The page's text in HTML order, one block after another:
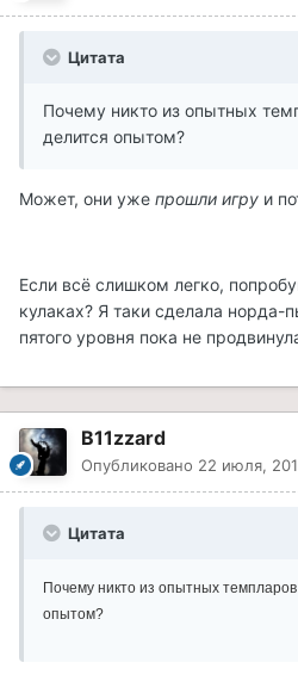
Цитата
Почему никто из опытных
делится опытом?
Может, они уже прошли игру и
Если всё слишком легко,
кулаках? Я таки сделала норда-
пятого уровня пока не
B11zzard
Опубликовано 22 июля,
Цитата
Почему никто из опытных
опытом?